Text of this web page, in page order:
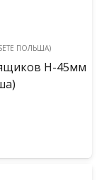
ПОЛЬША)
H-45мм